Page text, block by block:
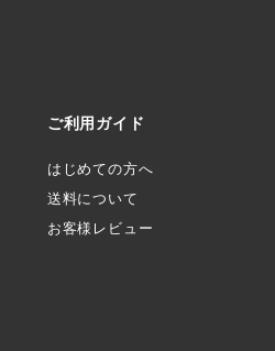
ご利用ガイド
はじめての方へ
送料について
お客様レビュー